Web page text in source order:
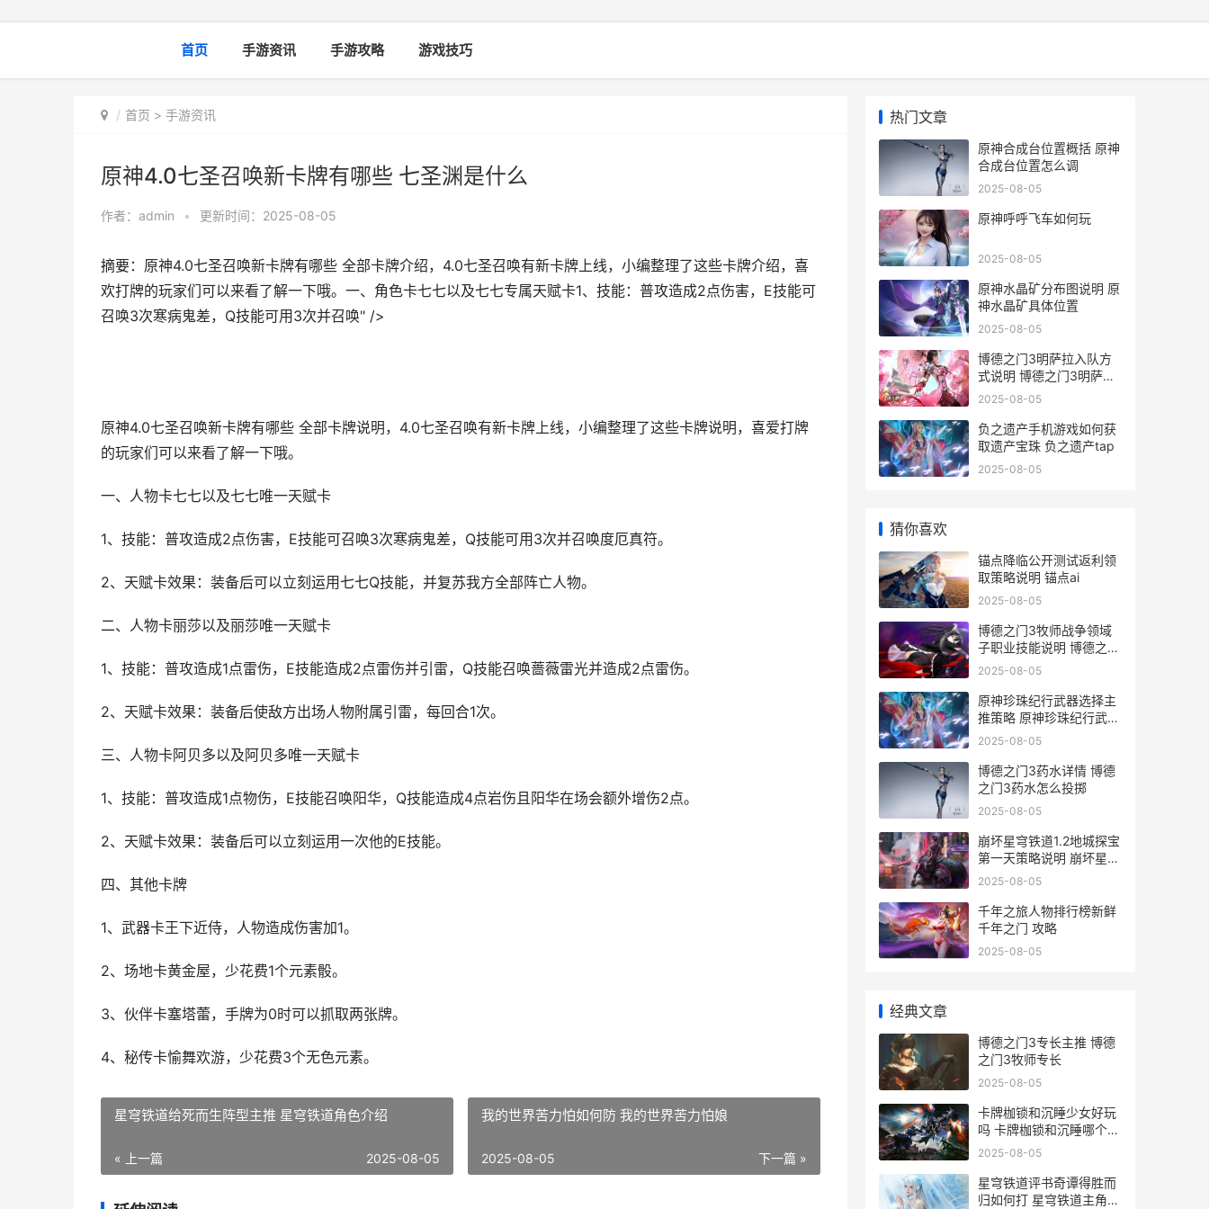
首页 手游资讯 手游攻略 游戏技巧
首页 > 手游资讯
原神4.0七圣召唤新卡牌有哪些 七圣渊是什么
作者： admin • 更新时间：2025-08-05
摘要：原神4.0七圣召唤新卡牌有哪些 全部卡牌介绍，4.0七圣召唤有新卡牌上线，小编整理了这些卡牌介绍，喜
欢打牌的玩家们可以来看了解一下哦。一、角色卡七七以及七七专属天赋卡1、技能：普攻造成2点伤害，E技能可
召唤3次寒病鬼差，Q技能可用3次并召唤" />
原神4.0七圣召唤新卡牌有哪些 全部卡牌说明，4.0七圣召唤有新卡牌上线，小编整理了这些卡牌说明，喜爱打牌
的玩家们可以来看了解一下哦。
一、人物卡七七以及七七唯一天赋卡
1、技能：普攻造成2点伤害，E技能可召唤3次寒病鬼差，Q技能可用3次并召唤度厄真符。
2、天赋卡效果：装备后可以立刻运用七七Q技能，并复苏我方全部阵亡人物。
二、人物卡丽莎以及丽莎唯一天赋卡
1、技能：普攻造成1点雷伤，E技能造成2点雷伤并引雷，Q技能召唤蔷薇雷光并造成2点雷伤。
2、天赋卡效果：装备后使敌方出场人物附属引雷，每回合1次。
三、人物卡阿贝多以及阿贝多唯一天赋卡
1、技能：普攻造成1点物伤，E技能召唤阳华，Q技能造成4点岩伤且阳华在场会额外增伤2点。
2、天赋卡效果：装备后可以立刻运用一次他的E技能。
四、其他卡牌
1、武器卡王下近侍，人物造成伤害加1。
2、场地卡黄金屋，少花费1个元素骰。
3、伙伴卡塞塔蕾，手牌为0时可以抓取两张牌。
4、秘传卡愉舞欢游，少花费3个无色元素。
星穹铁道给死而生阵型主推 星穹铁道角色介绍
« 上一篇 2025-08-05
我的世界苦力怕如何防 我的世界苦力怕娘
下一篇 »
2025-08-05
热门文章
原神合成台位置概括 原神
合成台位置怎么调
2025-08-05
原神呼呼飞车如何玩
2025-08-05
原神水晶矿分布图说明 原
神水晶矿具体位置
2025-08-05
博德之门3明萨拉入队方
式说明 博德之门3明萨拉
和哈尔辛能共存吗
2025-08-05
负之遗产手机游戏如何获
取遗产宝珠 负之遗产tap
2025-08-05
猜你喜欢
锚点降临公开测试返利领
取策略说明 锚点ai
2025-08-05
博德之门3牧师战争领域
子职业技能说明 博德之门
3牧师升级表
2025-08-05
原神珍珠纪行武器选择主
推策略 原神珍珠纪行武器
推荐
2025-08-05
博德之门3药水详情 博德
之门3药水怎么投掷
2025-08-05
崩坏星穹铁道1.2地城探宝
第一天策略说明 崩坏星穹
铁道12泰坦分别是谁
2025-08-05
千年之旅人物排行榜新鲜
千年之门 攻略
2025-08-05
经典文章
博德之门3专长主推 博德
之门3牧师专长
2025-08-05
卡牌枷锁和沉睡少女好玩
吗 卡牌枷锁和沉睡哪个好
看
2025-08-05
星穹铁道评书奇谭得胜而
归如何打 星穹铁道主角是